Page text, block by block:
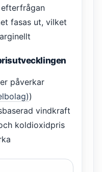
fasas ut, vilket
påverkar
)
vindkraft
koldioxidpris